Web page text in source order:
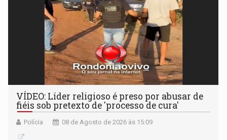
VÍDEO: Líder religioso é preso por abusar de
fiéis sob pretexto de 'processo de cura'
Polícia 08 de Agosto de 2026 às 15:09